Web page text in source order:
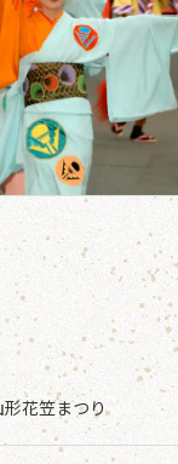
形花笠まつり